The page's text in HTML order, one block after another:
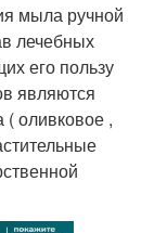
мыла ручной
лечебных
его пользу
являются
оливковое ,